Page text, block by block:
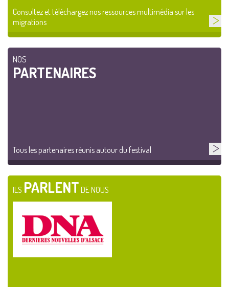
Consultez et téléchargez nos ressources multimédia sur les
migrations
NOS
PARTENAIRES
Tous les partenaires réunis autour du festival
ILS PARLENT DE NOUS